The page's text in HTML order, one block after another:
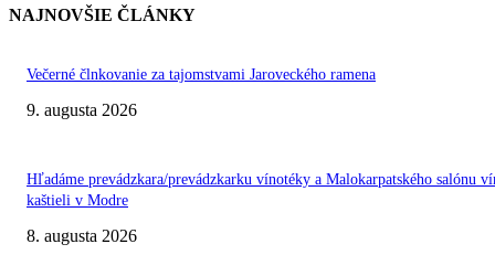
NAJNOVŠIE ČLÁNKY
Večerné člnkovanie za tajomstvami Jaroveckého ramena
9. augusta 2026
Hľadáme prevádzkara/prevádzkarku vínotéky a Malokarpatského salónu
kaštieli v Modre
8. augusta 2026